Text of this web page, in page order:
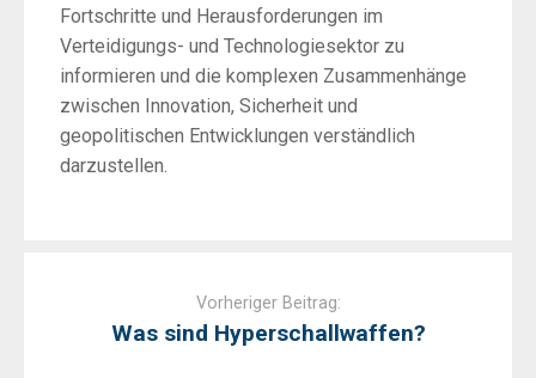
Fortschritte und Herausforderungen im
Verteidigungs- und Technologiesektor zu
informieren und die komplexen Zusammenhänge
zwischen Innovation, Sicherheit und
geopolitischen Entwicklungen verständlich
darzustellen.
Vorheriger Beitrag:
Was sind Hyperschallwaffen?